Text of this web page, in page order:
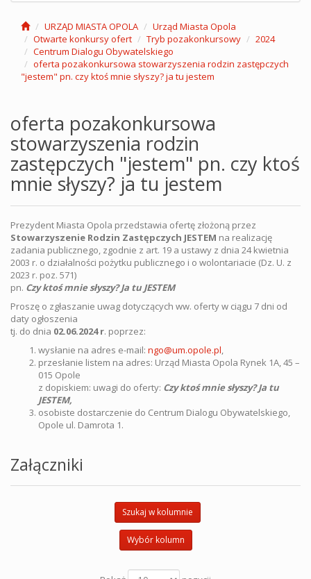
URZĄD MIASTA OPOLA
Urząd Miasta Opola
Otwarte konkursy ofert
Tryb pozakonkursowy
2024
Centrum Dialogu Obywatelskiego
oferta pozakonkursowa stowarzyszenia rodzin zastępczych
"jestem" pn. czy ktoś mnie słyszy? ja tu jestem
oferta pozakonkursowa
stowarzyszenia rodzin
zastępczych "jestem" pn. czy ktoś
mnie słyszy? ja tu jestem
Prezydent Miasta Opola przedstawia ofertę złożoną przez
Stowarzyszenie Rodzin Zastępczych JESTEM na realizację
zadania publicznego, zgodnie z art. 19 a ustawy z dnia 24 kwietnia
2003 r. o działalności pożytku publicznego i o wolontariacie (Dz. U. z
2023 r. poz. 571)
pn. Czy ktoś mnie słyszy? Ja tu JESTEM
Proszę o zgłaszanie uwag dotyczących ww. oferty w ciągu 7 dni od
daty ogłoszenia
tj. do dnia 02.06.2024 r. poprzez:
wysłanie na adres e-mail: ngo@um.opole.pl,
przesłanie listem na adres: Urząd Miasta Opola Rynek 1A, 45 –
015 Opole
z dopiskiem: uwagi do oferty: Czy ktoś mnie słyszy? Ja tu
JESTEM,
osobiste dostarczenie do Centrum Dialogu Obywatelskiego,
Opole ul. Damrota 1.
Załączniki
Szukaj w kolumnie
Wybór kolumn